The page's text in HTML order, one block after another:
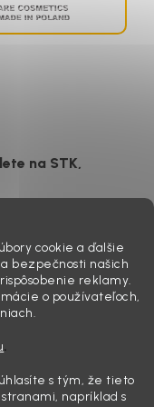
cookie a ďalšie
bezpečnosti našich
reklamy.
o používateľoch,
.
s tým, že tieto
napríklad s
na STK,
svetlomety. Ten
Keď slnko a soľ urobia
to...
auto naozaj čisté,
sedíte v čerstvo
dosku vás ide poraziť. V